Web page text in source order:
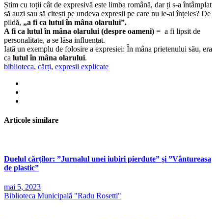
Știm cu toții cât de expresivă este limba română, dar ți s-a întâmplat
să auzi sau să citești pe undeva expresii pe care nu le-ai înțeles? De
pildă, „a fi ca lutul în mâna olarului”.
A fi ca lutul în mâna olarului (despre oameni) = a fi lipsit de
personalitate, a se lăsa influențat.
Iată un exemplu de folosire a expresiei: În mâna prietenului său, era
ca lutul în mâna olarului.
biblioteca, cărți, expresii explicate
Articole similare
Duelul cărților: ”Jurnalul unei iubiri pierdute” și ”Vântureasa
de plastic”
mai 5, 2023
Biblioteca Municipală "Radu Rosetti"